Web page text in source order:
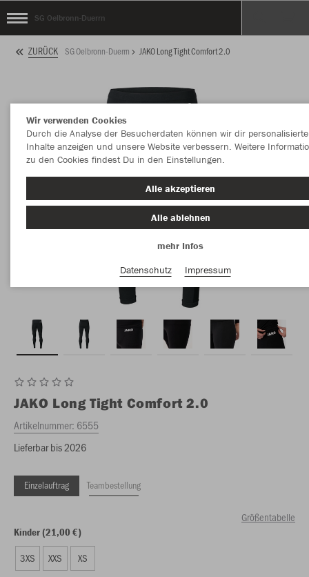
SG Oelbronn-Duerrn
ZURÜCK SG Oelbronn-Duerrn JAKO Long Tight Comfort 2.0
JAKO Long Tight Comfort 2.0
Artikelnummer: 6555
Lieferbar bis 2026
Einzelauftrag Teambestellung
Größentabelle
Kinder (21,00 €)
3XS XXS XS
Wir verwenden Cookies
Durch die Analyse der Besucherdaten können wir dir personalisierte
Inhalte anzeigen und unsere Website verbessern. Weitere
zu den Cookies findest Du in den Einstellungen.
Alle akzeptieren
Alle ablehnen
mehr Infos
Datenschutz
Impressum